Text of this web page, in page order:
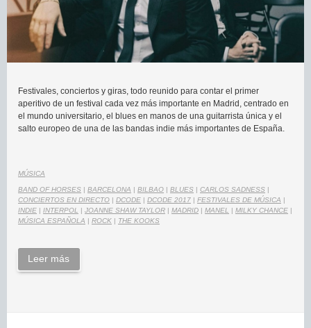
Festivales, conciertos y giras, todo reunido para contar el primer
aperitivo de un festival cada vez más importante en Madrid, centrado en
el mundo universitario, el blues en manos de una guitarrista única y el
salto europeo de una de las bandas indie más importantes de España.
MÚSICA
BAND OF HORSES | BARCELONA | BILBAO | BLUES | CARLOS SADNESS |
CONCIERTOS EN DIRECTO | DCODE | DCODE 2017 | FESTIVALES DE MÚSICA |
INDIE | INTERPOL | JOANNE SHAW TAYLOR | MADRID | MANEL | MILKY CHANCE |
MÚSICA ESPAÑOLA | ROCK | THE KOOKS
Leer más